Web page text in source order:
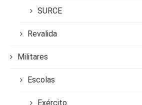
SURCE
Revalida
Militares
Escolas
Exército